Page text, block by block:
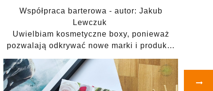
Współpraca barterowa - autor: Jakub
Lewczuk
Uwielbiam kosmetyczne boxy, ponieważ
pozwalają odkrywać nowe marki i produk…